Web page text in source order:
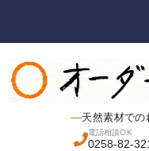
天然素材での
電話相談OK
0258-82-